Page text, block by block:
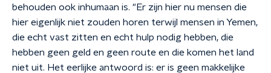
behouden ook inhumaan is. "Er zijn hier nu mensen die
hier eigenlijk niet zouden horen terwijl mensen in Yemen,
die echt vast zitten en echt hulp nodig hebben, die
hebben geen geld en geen route en die komen het land
niet uit. Het eerlijke antwoord is: er is geen makkelijke